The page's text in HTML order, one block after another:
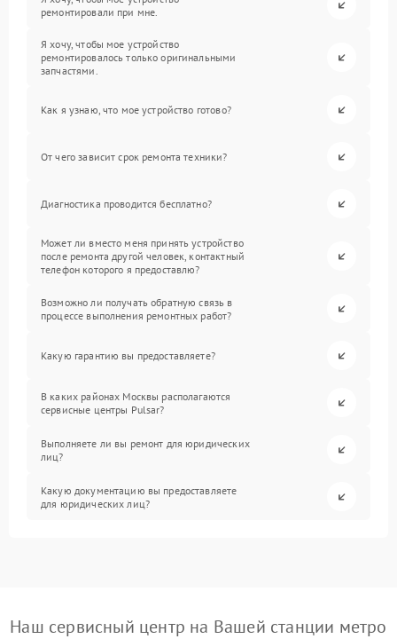
ремонтировали при мне.
Я хочу, чтобы мое устройство
ремонтировалось только оригинальными
запчастями.
Как я узнаю, что мое устройство готово?
От чего зависит срок ремонта техники?
Диагностика проводится бесплатно?
Может ли вместо меня принять устройство
после ремонта другой человек, контактный
телефон которого я предоставлю?
Возможно ли получать обратную связь в
процессе выполнения ремонтных работ?
Какую гарантию вы предоставляете?
В каких районах Москвы располагаются
сервисные центры Pulsar?
Выполняете ли вы ремонт для юридических
лиц?
Какую документацию вы предоставляете
для юридических лиц?
Наш сервисный центр на Вашей станции метро